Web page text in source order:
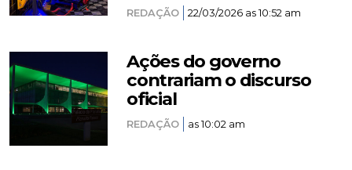
REDAÇÃO 22/03/2026 as 10:52 am
Ações do governo
contrariam o discurso
oficial
REDAÇÃO as 10:02 am